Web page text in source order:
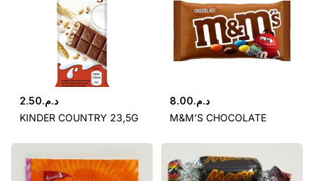
د.م.2.50
KINDER COUNTRY 23,5G
د.م.8.00
M&M’S CHOCOLATE